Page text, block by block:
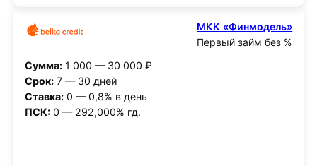
МКК «Финмодель»
Первый займ без %
Сумма:1 000 — 30 000 ₽
Срок:7 — 30 дней
Ставка:0 — 0,8% в день
ПСК:0 — 292,000% гд.